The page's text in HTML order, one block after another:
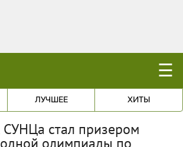
☰
ЛУЧШЕЕ ХИТЫ
СУНЦа стал призером
олимпиады по